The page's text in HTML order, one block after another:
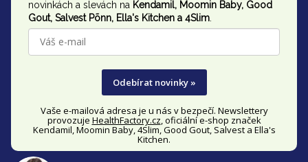
novinkách a slevách na Kendamil, Moomin Baby, Good
Gout, Salvest Põnn, Ella's Kitchen a 4Slim.
Odebírat novinky »
Vaše e-mailová adresa je u nás v bezpečí. Newslettery
provozuje HealthFactory.cz, oficiálníe-shop značek
Kendamil, Moomin Baby, 4Slim, Good Gout, Salvest a Ella's
Kitchen.